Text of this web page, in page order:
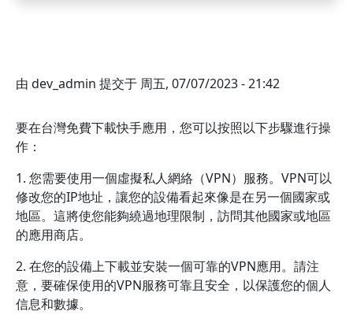
由 dev_admin 提交于 周五, 07/07/2023 - 21:42
要在台灣免費下載快手應用，您可以按照以下步驟進行操
作：
1. 您需要使用一個虛擬私人網絡（VPN）服務。VPN可以
修改您的IP地址，讓您的設備看起來像是在另一個國家或
地區。這將使您能夠繞過地理限制，訪問其他國家或地區
的應用商店。
2. 在您的設備上下載並安裝一個可靠的VPN應用。請注
意，要確保使用的VPN服務可靠且安全，以保護您的個人
信息和數據。